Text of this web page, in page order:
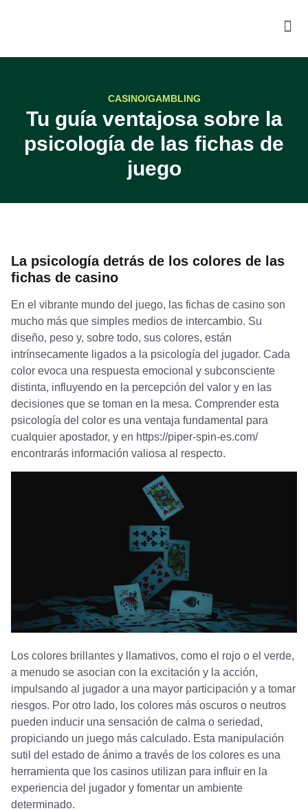
CASINO/GAMBLING
Tu guía ventajosa sobre la
psicología de las fichas de
juego
La psicología detrás de los colores de las
fichas de casino
En el vibrante mundo del juego, las fichas de casino son
mucho más que simples medios de intercambio. Su
diseño, peso y, sobre todo, sus colores, están
intrínsecamente ligados a la psicología del jugador. Cada
color evoca una respuesta emocional y subconsciente
distinta, influyendo en la percepción del valor y en las
decisiones que se toman en la mesa. Comprender esta
psicología del color es una ventaja fundamental para
cualquier apostador, y en https://piper-spin-es.com/
encontrarás información valiosa al respecto.
Los colores brillantes y llamativos, como el rojo o el verde,
a menudo se asocian con la excitación y la acción,
impulsando al jugador a una mayor participación y a tomar
riesgos. Por otro lado, los colores más oscuros o neutros
pueden inducir una sensación de calma o seriedad,
propiciando un juego más calculado. Esta manipulación
sutil del estado de ánimo a través de los colores es una
herramienta que los casinos utilizan para influir en la
experiencia del jugador y fomentar un ambiente
determinado.